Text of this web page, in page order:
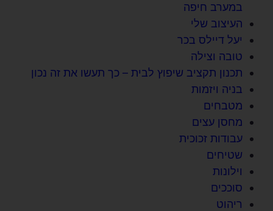
במערב חיפה
העיצוב שלי
יעל דיילס בכר
טובה וצילה
תכנון תקציב שיפוץ לבית – כך תעשו את זה נכון
בניה ויזמות
מטבחים
מחסן עצים
עבודות זכוכית
שטיחים
וילונות
סוככים
ריהוט